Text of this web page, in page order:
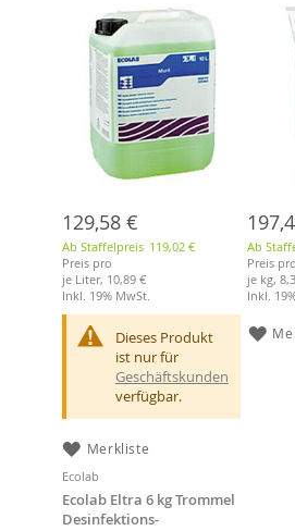
129,58 €
Ab Staffelpreis 119,02 €
Preis pro
je Liter, 10,89 €
Inkl. 19% MwSt.
Dieses Produkt
ist nur für
Geschäftskunden
verfügbar.
Merkliste
Ab
Preis pro
je kg,
Inkl.
Ecolab
Ecolab Eltra 6 kg Trommel
Desinfektions-